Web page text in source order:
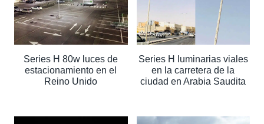
Series H 80w luces de
estacionamiento en el
Reino Unido
Series H luminarias viales
en la carretera de la
ciudad en Arabia Saudita